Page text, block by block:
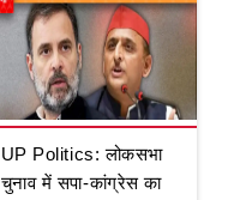
UP Politics: लोकसभा
चुनाव में सपा-कांग्रेस का